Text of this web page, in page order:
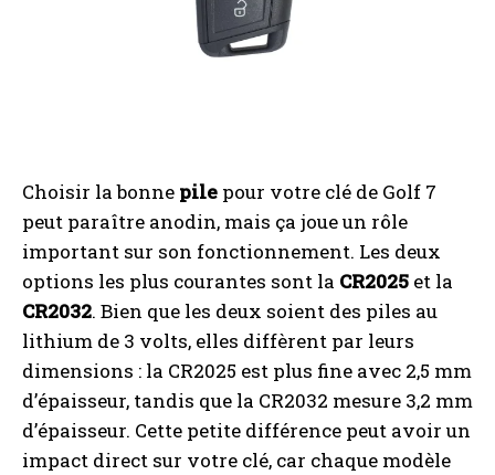
Choisir la bonne pile pour votre clé de Golf 7
peut paraître anodin, mais ça joue un rôle
important sur son fonctionnement. Les deux
options les plus courantes sont la CR2025 et la
CR2032. Bien que les deux soient des piles au
lithium de 3 volts, elles diffèrent par leurs
dimensions : la CR2025 est plus fine avec 2,5 mm
d’épaisseur, tandis que la CR2032 mesure 3,2 mm
d’épaisseur. Cette petite différence peut avoir un
impact direct sur votre clé, car chaque modèle